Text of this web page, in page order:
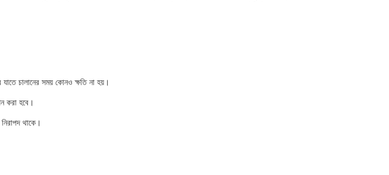
যাতে চালানের সময় কোনও ক্ষতি না হয়।
করা হবে।
থাকে।